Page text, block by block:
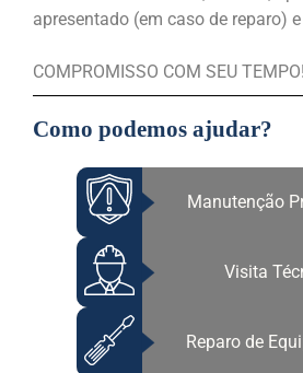
apresentado (em caso de reparo)
COMPROMISSO COM SEU TEMPO!
Como podemos ajudar?
Manutenção
Visita
Reparo de